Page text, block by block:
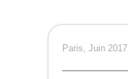
Paris, Juin 2017